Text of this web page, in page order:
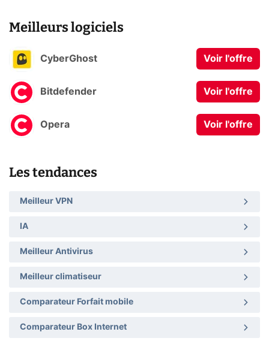
Meilleurs logiciels
CyberGhost Voir l'offre
Bitdefender Voir l'offre
Opera Voir l'offre
Les tendances
Meilleur VPN
IA
Meilleur Antivirus
Meilleur climatiseur
Comparateur Forfait mobile
Comparateur Box Internet